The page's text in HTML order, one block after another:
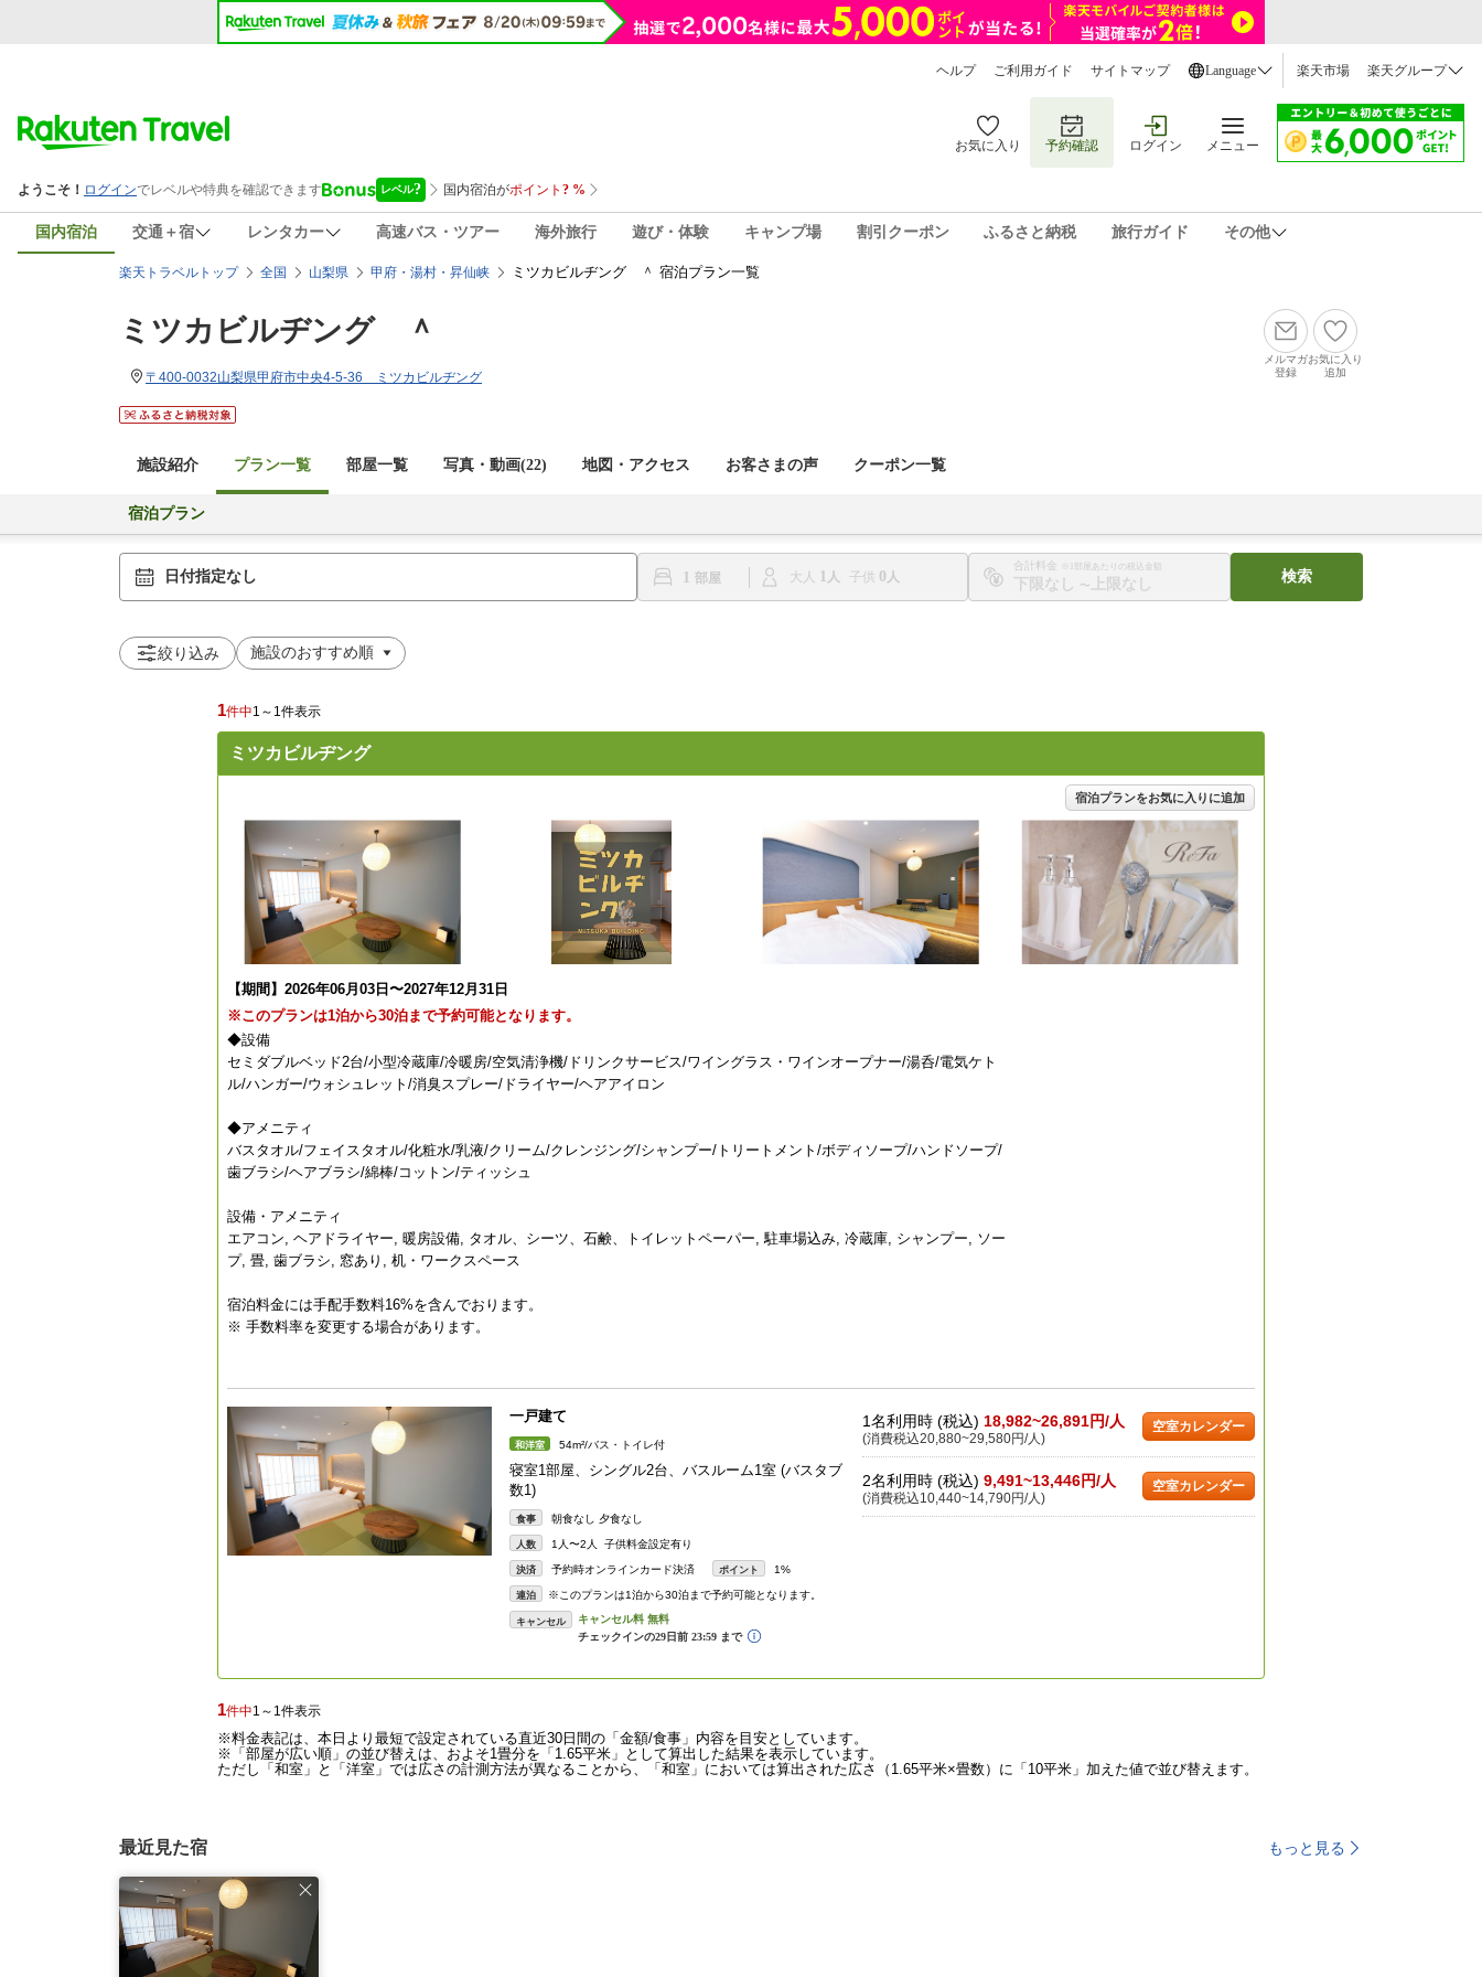
ヘルプ ご利用ガイド サイトマップ Language 楽天市場 楽天グループ
お気に入り 予約確認 ログイン メニュー
国内宿泊 交通＋宿 レンタカー 高速バス・ツアー 海外旅行 遊び・体験 キャンプ場 割引クーポン ふるさと納税 旅行ガイド その他
楽天トラベルトップ 全国 山梨県 甲府・湯村・昇仙峡 ミツカビルヂング ＾ 宿泊プラン一覧
ミツカビルヂング ＾
〒400-0032山梨県甲府市中央4-5-36 ミツカビルヂング
メルマガ
登録
お気に入り
追加
施設紹介 プラン一覧 部屋一覧 写真・動画(22) 地図・アクセス お客さまの声 クーポン一覧
宿泊プラン
日付指定なし 1 大人 1 子供 0
合計料金 ※1部屋あたりの税込金額
〜
検索
絞り込み
1件中1～1件表示
ミツカビルヂング
宿泊プランをお気に入りに追加
【期間】2026年06月03日〜2027年12月31日
※このプランは1泊から30泊まで予約可能となります。
◆設備
セミダブルベッド2台/小型冷蔵庫/冷暖房/空気清浄機/ドリンクサービス/ワイングラス・ワインオープナー/湯呑/電気ケト
ル/ハンガー/ウォシュレット/消臭スプレー/ドライヤー/ヘアアイロン
◆アメニティ
バスタオル/フェイスタオル/化粧水/乳液/クリーム/クレンジング/シャンプー/トリートメント/ボディソープ/ハンドソープ/
歯ブラシ/ヘアブラシ/綿棒/コットン/ティッシュ
設備・アメニティ
エアコン, ヘアドライヤー, 暖房設備, タオル、シーツ、石鹸、トイレットペーパー, 駐車場込み, 冷蔵庫, シャンプー, ソー
プ, 畳, 歯ブラシ, 窓あり, 机・ワークスペース
宿泊料金には手配手数料16%を含んでおります。
※ 手数料率を変更する場合があります。
一戸建て
和洋室 54m²/バス・トイレ付
寝室1部屋、シングル2台、バスルーム1室 (バスタブ
数1)
食事 朝食なし 夕食なし
人数 1人〜2人 子供料金設定有り
決済 予約時オンラインカード決済 ポイント 1%
連泊 ※このプランは1泊から30泊まで予約可能となります。
キャンセル
1名利用時 (税込) 18,982~26,891円/人
(消費税込20,880~29,580円/人)
空室カレンダー
2名利用時 (税込) 9,491~13,446円/人
(消費税込10,440~14,790円/人)
空室カレンダー
1件中1～1件表示
※料金表記は、本日より最短で設定されている直近30日間の「金額/食事」内容を目安としています。
※「部屋が広い順」の並び替えは、およそ1畳分を「1.65平米」として算出した結果を表示しています。
ただし「和室」と「洋室」では広さの計測方法が異なることから、「和室」においては算出された広さ（1.65平米×畳数）に「10平米」加えた値で並び替えます。
最近見た宿 もっと見る